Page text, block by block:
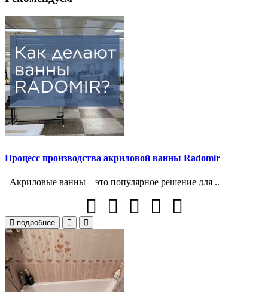
Процесс производства акриловой ванны Radomir
Акриловые ванны – это популярное решение для ..
подробнее